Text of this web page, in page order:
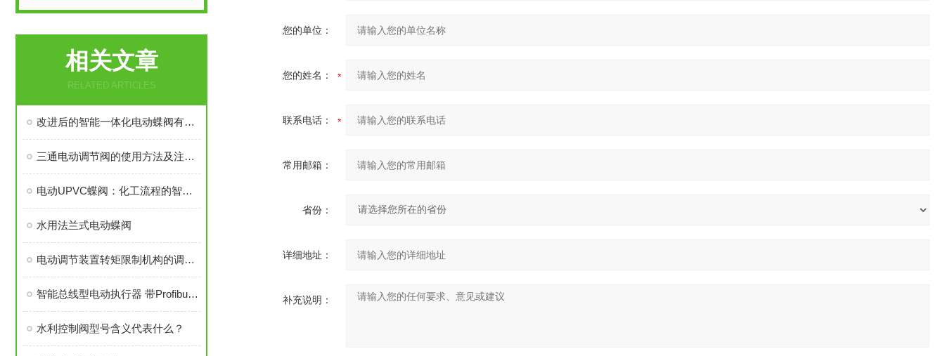
相关文章
RELATED ARTICLES
改进后的智能一体化电动蝶阀有哪些性能特点呢？
三通电动调节阀的使用方法及注意事项
电动UPVC蝶阀：化工流程的智能守卫者
水用法兰式电动蝶阀
电动调节装置转矩限制机构的调整须知
智能总线型电动执行器 带Profibus DP单口通讯
水利控制阀型号含义代表什么？
您的单位：
您的姓名：
联系电话：
常用邮箱：
省份：
详细地址：
补充说明：